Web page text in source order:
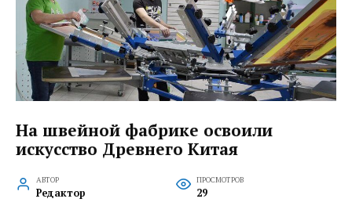
На швейной фабрике освоили
искусство Древнего Китая
АВТОР
Редактор
ПРОСМОТРОВ
29